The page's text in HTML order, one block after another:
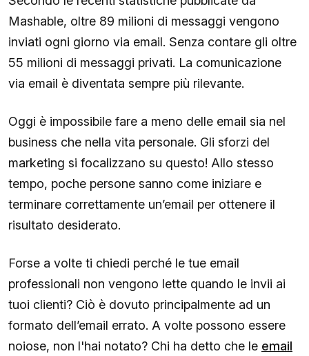
Mashable, oltre 89 milioni di messaggi vengono
inviati ogni giorno via email. Senza contare gli oltre
55 milioni di messaggi privati. La comunicazione
via email è diventata sempre più rilevante.
Oggi è impossibile fare a meno delle email sia nel
business che nella vita personale. Gli sforzi del
marketing si focalizzano su questo! Allo stesso
tempo, poche persone sanno come iniziare e
terminare correttamente un’email per ottenere il
risultato desiderato.
Forse a volte ti chiedi perché le tue email
professionali non vengono lette quando le invii ai
tuoi clienti? Ciò è dovuto principalmente ad un
formato dell’email errato. A volte possono essere
noiose, non l'hai notato? Chi ha detto che le email